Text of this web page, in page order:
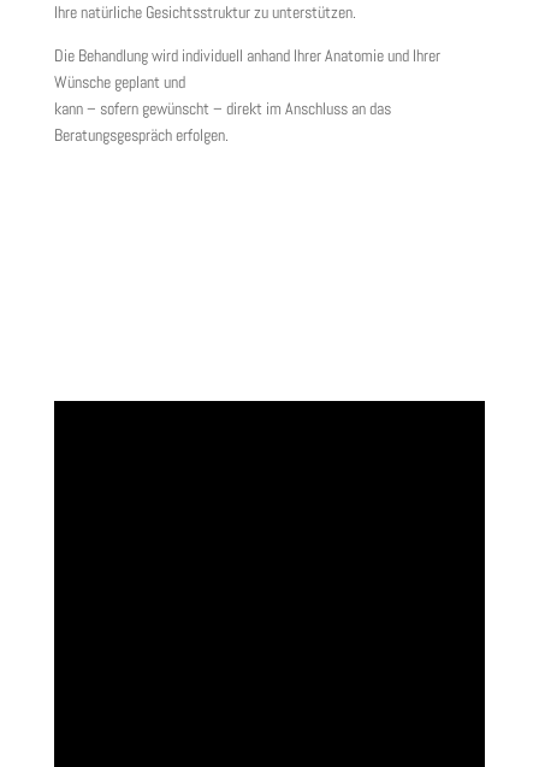
Ihre natürliche Gesichtsstruktur zu unterstützen.
Die Behandlung wird individuell anhand Ihrer Anatomie und Ihrer
Wünsche geplant und
kann – sofern gewünscht – direkt im Anschluss an das
Beratungsgespräch erfolgen.